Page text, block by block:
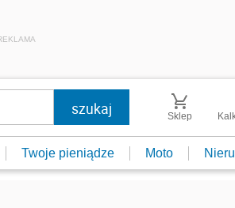
Sklep
Twoje pieniądze Moto